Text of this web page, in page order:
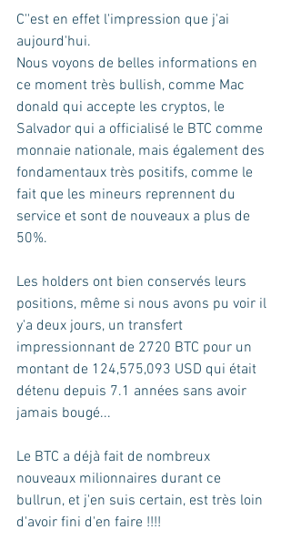
C''est en effet l'impression que j'ai
aujourd'hui.
Nous voyons de belles informations en
ce moment très bullish, comme Mac
donald qui accepte les cryptos, le
Salvador qui a officialisé le BTC comme
monnaie nationale, mais également des
fondamentaux très positifs, comme le
fait que les mineurs reprennent du
service et sont de nouveaux a plus de
50%.
Les holders ont bien conservés leurs
positions, même si nous avons pu voir il
y'a deux jours, un transfert
impressionnant de 2720 BTC pour un
montant de 124,575,093 USD qui était
détenu depuis 7.1 années sans avoir
jamais bougé...
Le BTC a déjà fait de nombreux
nouveaux milionnaires durant ce
bullrun, et j'en suis certain, est très loin
d'avoir fini d'en faire !!!!